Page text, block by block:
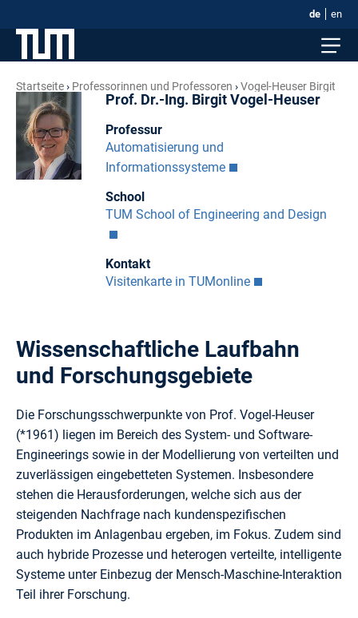
de en
Startseite Professorinnen und Professoren Vogel-Heuser Birgit
Prof. Dr.-Ing. Birgit Vogel-Heuser
Professur
Automatisierung und
Informationssysteme
School
TUM School of Engineering and Design
Kontakt
Visitenkarte in TUMonline
Wissenschaftliche Laufbahn
und Forschungsgebiete
Die Forschungsschwerpunkte von Prof. Vogel-Heuser
(*1961) liegen im Bereich des System- und Software-
Engineerings sowie in der Modellierung von verteilten und
zuverlässigen eingebetteten Systemen. Insbesondere
stehen die Herausforderungen, welche sich aus der
steigenden Nachfrage nach kundenspezifischen
Produkten im Anlagenbau ergeben, im Fokus. Zudem sind
auch hybride Prozesse und heterogen verteilte, intelligente
Systeme unter Einbezug der Mensch-Maschine-Interaktion
Teil ihrer Forschung.